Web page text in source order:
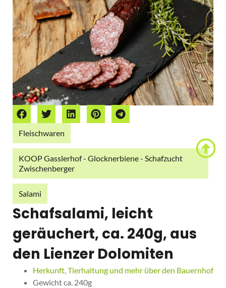
Fleischwaren
KOOP Gasslerhof - Glocknerbiene - Schafzucht
Zwischenberger
Salami
Schafsalami, leicht
geräuchert, ca. 240g, aus
den Lienzer Dolomiten
Herkunft, Tierhaltung und mehr über den Bauernhof
Gewicht ca. 240g